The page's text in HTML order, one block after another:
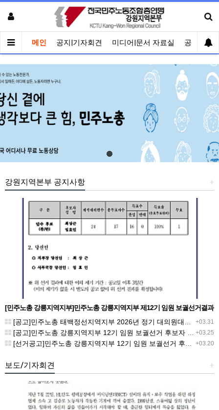
메인 공지|기자회견 미디어|문서 자료실 공유게시
+
강원지역본부 공지사항
[민주노총 강릉지역지부]민주노총 강릉지역지부 제12기 임원 보궐선거결과
공고
+03.31
[공고]민주노총 태백정선지역지부 2026년 정기 대의원대회 재소집 건
+03.25
[공고]민주노총 강릉지역지부 12기 임원 보궐선거 후보자 확정 공고
+03.20
[선거공고]민주노총 강릉지역지부 12기 임원 보궐선거 후보 등록 기간 연장 공고
+
보도/기자회견